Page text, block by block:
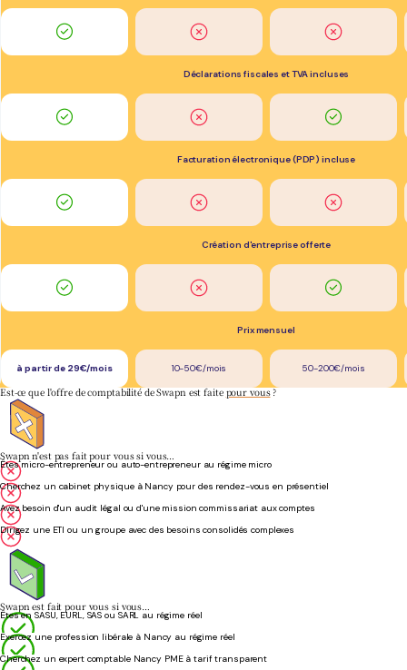
Déclarations fiscales et TVA incluses
Facturation électronique (PDP) incluse
Création d'entreprise offerte
Prix mensuel
à partir de 29€/mois 10-50€/mois 50-200€/mois
Est-ce que l'offre de comptabilité de Swapn est faitepour vous?
Swapn n'est pas fait pour vous si vous…
Êtes micro-entrepreneur ou auto-entrepreneur au régime micro
Cherchez un cabinet physique à Nancy pour des rendez-vous en présentiel
Avez besoin d'un audit légal ou d'une mission commissariat aux comptes
Dirigez une ETI ou un groupe avec des besoins consolidés complexes
Swapn est fait pour vous si vous…
Êtes en SASU, EURL, SAS ou SARL au régime réel
Exercez une profession libérale à Nancy au régime réel
Cherchez un expert comptable Nancy PME à tarif transparent